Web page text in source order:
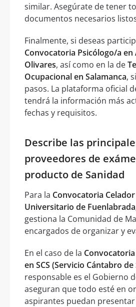
similar. Asegúrate de tener
documentos necesarios
Finalmente, si deseas
Convocatoria Psicólogo/a en
Olivares, así como en la de
Ocupacional en Salamanca,
pasos. La plataforma oficial
tendrá la información más
fechas y requisitos.
Describe las
proveedores de
producto de Sanidad
Para la Convocatoria
Universitario de Fuenlabrada
gestiona la Comunidad de
encargados de organizar y
En el caso de la
en SCS (Servicio Cántabro de
responsable es el Gobierno
aseguran que todo esté en
aspirantes puedan